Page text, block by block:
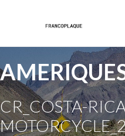
CR_COSTA-